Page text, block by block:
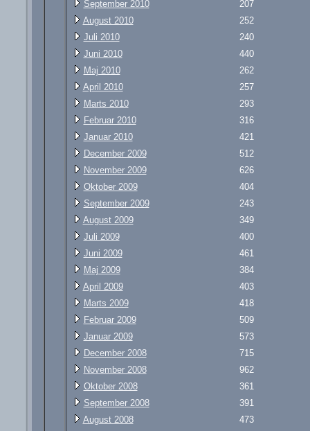
September 2010
207
August 2010
252
Juli 2010
240
Juni 2010
440
Maj 2010
262
April 2010
257
Marts 2010
293
Februar 2010
316
Januar 2010
421
December 2009
512
November 2009
626
Oktober 2009
404
September 2009
243
August 2009
349
Juli 2009
400
Juni 2009
461
Maj 2009
384
April 2009
403
Marts 2009
418
Februar 2009
509
Januar 2009
573
December 2008
715
November 2008
962
Oktober 2008
361
September 2008
391
August 2008
473